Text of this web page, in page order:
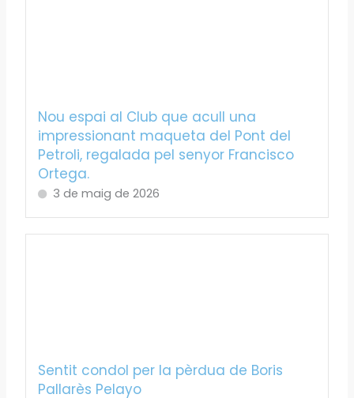
Nou espai al Club que acull una
impressionant maqueta del Pont del
Petroli, regalada pel senyor Francisco
Ortega.
3 de maig de 2026
Sentit condol per la pèrdua de Boris
Pallarès Pelayo